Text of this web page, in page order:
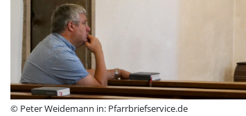
© Peter Weidemann in: Pfarrbriefservice.de